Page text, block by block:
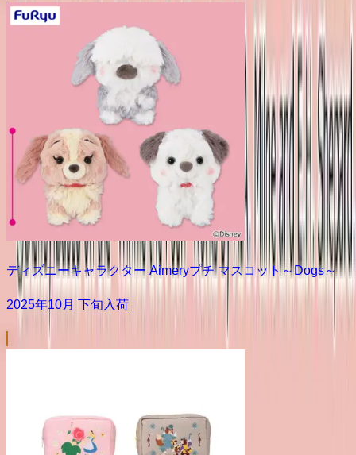
ディズニーキャラクター Aimeryプチ マスコット～Dogs～
2025年10月 下旬入荷